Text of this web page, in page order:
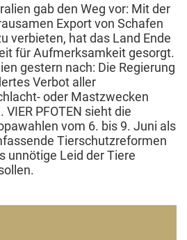
gab den Weg vor: Mit der
Export von Schafen
verbieten, hat das Land Ende
für Aufmerksamkeit gesorgt.
gestern nach: Die Regierung
Verbot aller
oder Mastzwecken
PFOTEN sieht die
vom 6. bis 9. Juni als
Tierschutzreformen
unnötige Leid der Tiere